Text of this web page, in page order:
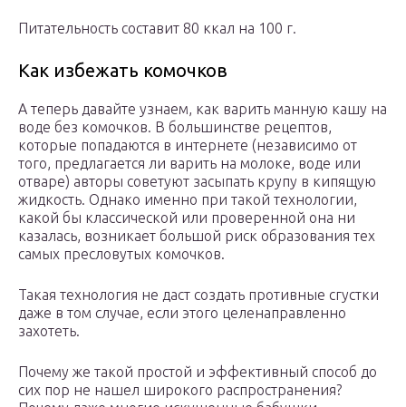
Питательность составит 80 ккал на 100 г.
Как избежать комочков
А теперь давайте узнаем, как варить манную кашу на
воде без комочков. В большинстве рецептов,
которые попадаются в интернете (независимо от
того, предлагается ли варить на молоке, воде или
отваре) авторы советуют засыпать крупу в кипящую
жидкость. Однако именно при такой технологии,
какой бы классической или проверенной она ни
казалась, возникает большой риск образования тех
самых пресловутых комочков.
Такая технология не даст создать противные сгустки
даже в том случае, если этого целенаправленно
захотеть.
Почему же такой простой и эффективный способ до
сих пор не нашел широкого распространения?